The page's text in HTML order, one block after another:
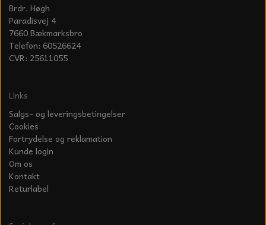
Brdr. Høgh
Paradisvej 4
7660 Bækmarksbro
Telefon: 60526624
CVR: 25611055
Links
Salgs- og leveringsbetingelser
Cookies
Fortrydelse og reklamation
Kunde login
Om os
Kontakt
Returlabel